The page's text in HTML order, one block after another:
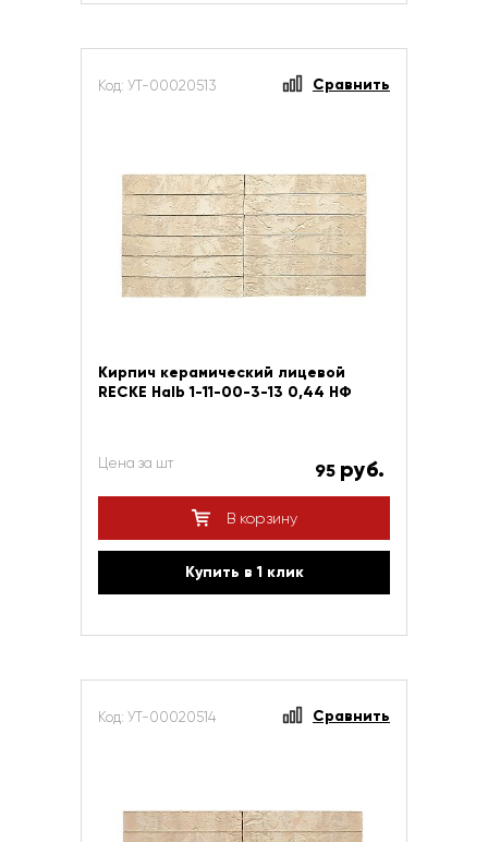
Код: УТ-00020513 Сравнить
Кирпич керамический лицевой
RECKE Halb 1-11-00-3-13 0,44 НФ
Цена за шт 95 руб.
В корзину
Купить в 1 клик
Код: УТ-00020514 Сравнить